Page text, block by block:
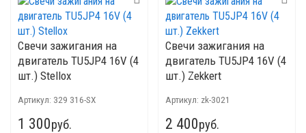
Свечи зажигания на
двигатель TU5JP4 16V (4
шт.) Stellox
Артикул: 329 316-SX
1 300руб.
Свечи зажигания на
двигатель TU5JP4 16V (4
шт.) Zekkert
Артикул: zk-3021
2 400руб.